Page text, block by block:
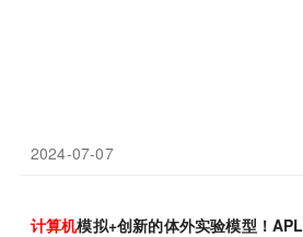
2024-07-07
计算机模拟+创新的体外实验模型！